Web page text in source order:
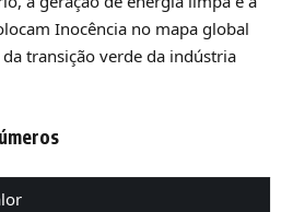
Inocência no mapa global
transição verde da indústria